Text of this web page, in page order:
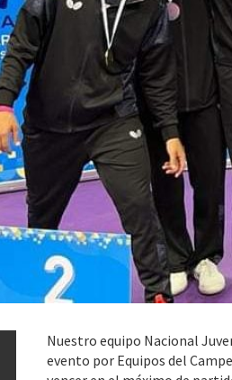
Nuestro equipo Nacional
evento por Equipos del